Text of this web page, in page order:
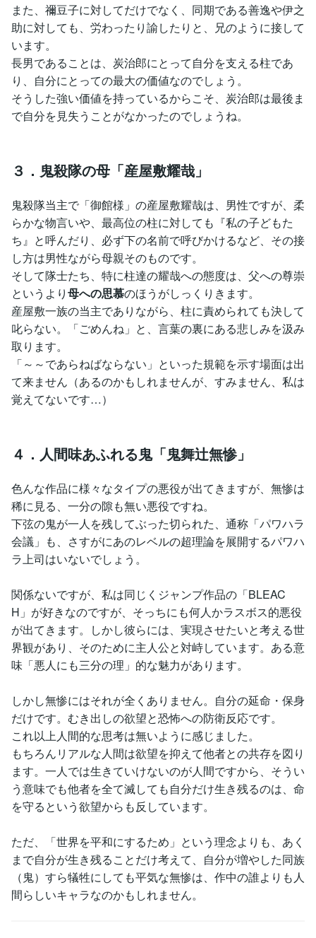
また、禰豆子に対してだけでなく、同期である善逸や伊之
助に対しても、労わったり諭したりと、兄のように接して
います。
長男であることは、炭治郎にとって自分を支える柱であ
り、自分にとっての最大の価値なのでしょう。
そうした強い価値を持っているからこそ、炭治郎は最後ま
で自分を見失うことがなかったのでしょうね。
３．鬼殺隊の母「産屋敷耀哉」
鬼殺隊当主で「御館様」の産屋敷耀哉は、男性ですが、柔
らかな物言いや、最高位の柱に対しても『私の子どもた
ち』と呼んだり、必ず下の名前で呼びかけるなど、その接
し方は男性ながら母親そのものです。
そして隊士たち、特に柱達の耀哉への態度は、父への尊崇
というより母への思慕のほうがしっくりきます。
産屋敷一族の当主でありながら、柱に責められても決して
叱らない。「ごめんね」と、言葉の裏にある悲しみを汲み
取ります。
「～～であらねばならない」といった規範を示す場面は出
て来ません（あるのかもしれませんが、すみません、私は
覚えてないです…）
４．人間味あふれる鬼「鬼舞辻無惨」
色んな作品に様々なタイプの悪役が出てきますが、無惨は
稀に見る、一分の隙も無い悪役ですね。
下弦の鬼が一人を残してぶった切られた、通称「パワハラ
会議」も、さすがにあのレベルの超理論を展開するパワハ
ラ上司はいないでしょう。
関係ないですが、私は同じくジャンプ作品の「BLEAC
H」が好きなのですが、そっちにも何人かラスボス的悪役
が出てきます。しかし彼らには、実現させたいと考える世
界観があり、そのために主人公と対峙しています。ある意
味「悪人にも三分の理」的な魅力があります。
しかし無惨にはそれが全くありません。自分の延命・保身
だけです。むき出しの欲望と恐怖への防衛反応です。
これ以上人間的な思考は無いように感じました。
もちろんリアルな人間は欲望を抑えて他者との共存を図り
ます。一人では生きていけないのが人間ですから、そうい
う意味でも他者を全て滅しても自分だけ生き残るのは、命
を守るという欲望からも反しています。
ただ、「世界を平和にするため」という理念よりも、あく
まで自分が生き残ることだけ考えて、自分が増やした同族
（鬼）すら犠牲にしても平気な無惨は、作中の誰よりも人
間らしいキャラなのかもしれません。